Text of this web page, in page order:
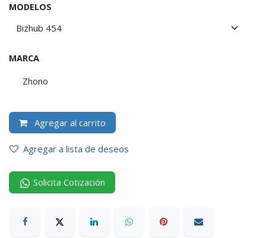
MODELOS
MARCA
Zhono
Agregar al carrito
Agregar a lista de deseos
Solicita Cotización